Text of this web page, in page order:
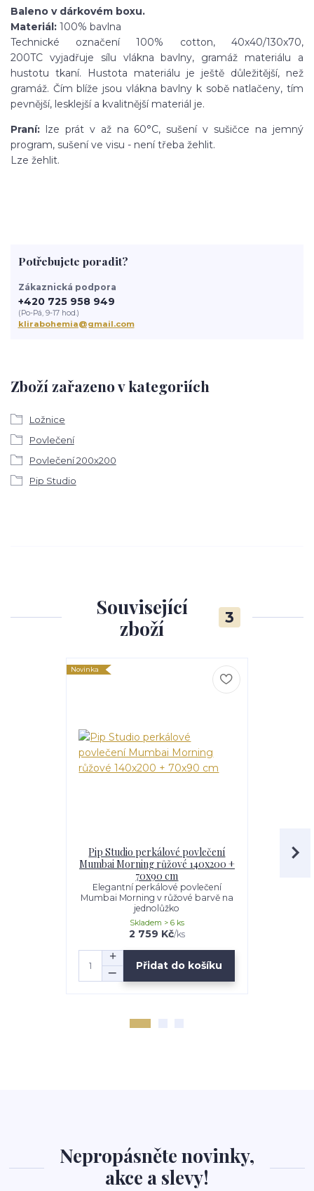
Baleno v dárkovém boxu.
Materiál: 100% bavlna
Technické označení 100% cotton, 40x40/130x70,
200TC vyjadřuje sílu vlákna bavlny, gramáž materiálu a
hustotu tkaní. Hustota materiálu je ještě důležitější, než
gramáž. Čím blíže jsou vlákna bavlny k sobě natlačeny, tím
pevnější, lesklejší a kvalitnější materiál je.
Praní: lze prát v až na 60°C, sušení v sušičce na jemný
program, sušení ve visu - není třeba žehlit.
Lze žehlit.
Zboží zařazeno v kategoriích
Ložnice
Povlečení
Povlečení 200x200
Pip Studio
Potřebujete poradit?
Zákaznická podpora
+420 725 958 949
(Po-Pá, 9-17 hod.)
klirabohemia@gmail.com
Související
zboží
3
Novinka
Pip Studio perkálové povlečení
Mumbai Morning růžové 140x200 +
70x90 cm
Elegantní perkálové povlečení
Mumbai Morning v růžové barvě na
jednolůžko
2 759 Kč/ks
Skladem > 6 ks
Přidat do košíku
Pip
Nepropásněte novinky,
akce a slevy!